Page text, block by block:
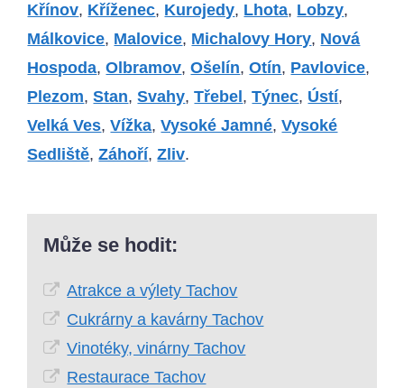
Křínov, Kříženec, Kurojedy, Lhota, Lobzy,
Málkovice, Malovice, Michalovy Hory, Nová
Hospoda,Olbramov,Ošelín,Otín, Pavlovice,
Plezom,Stan,Svahy,Třebel ,Týnec, Ústí,
Velká Ves,Vížka,Vysoké Jamné,Vysoké
Sedliště,Záhoří,Zliv.
Může se hodit:
Atrakce a výlety Tachov
Cukrárny a kavárny Tachov
Vinotéky, vinárny Tachov
Restaurace Tachov